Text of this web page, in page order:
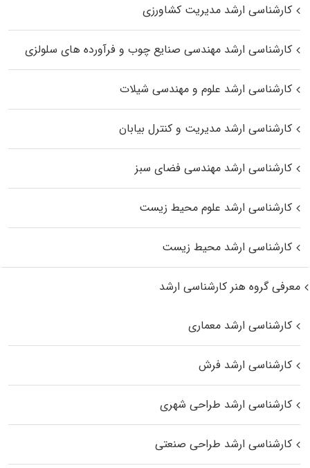
کارشناسی ارشد مدیریت کشاورزی
کارشناسی ارشد مهندسی صنایع چوب و فرآورده‌ های سلولزی
کارشناسی ارشد علوم و مهندسی شیلات
کارشناسی ارشد مدیریت و کنترل بیابان
کارشناسی ارشد مهندسی فضای سبز
کارشناسی ارشد علوم محیط‌ زیست
کارشناسی ارشد محیط زیست
معرفی گروه هنر کارشناسی ارشد
کارشناسی ارشد معماری
کارشناسی ارشد فرش
کارشناسی ارشد طراحی شهری
کارشناسی ارشد طراحی صنعتی